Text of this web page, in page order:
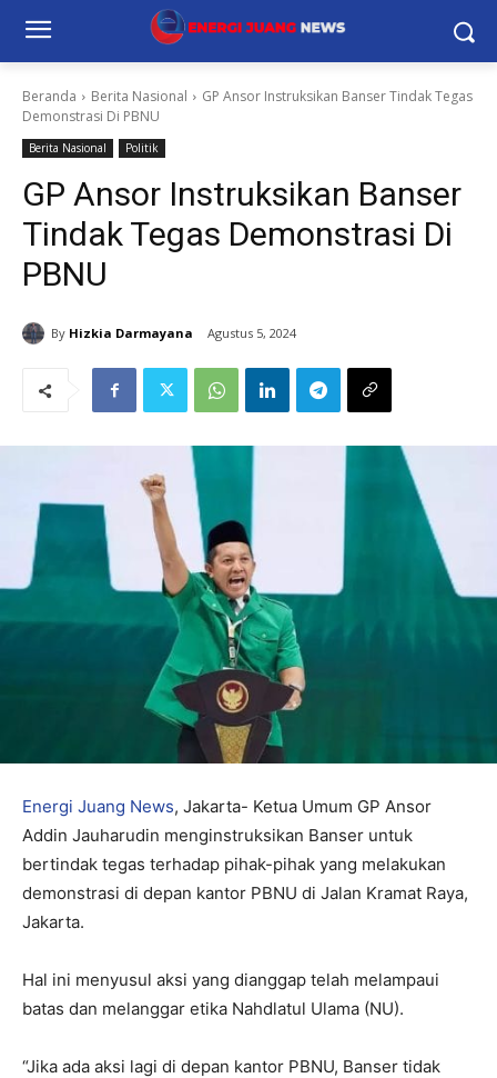
Beranda Berita Nasional
GP Ansor Instruksikan Banser Tindak Tegas
Demonstrasi Di PBNU
Berita Nasional Politik
GP Ansor Instruksikan Banser
Tindak Tegas Demonstrasi Di
PBNU
By Hizkia Darmayana Agustus 5, 2024
Energi Juang News, Jakarta- Ketua Umum GP Ansor
Addin Jauharudin menginstruksikan Banser untuk
bertindak tegas terhadap pihak-pihak yang melakukan
demonstrasi di depan kantor PBNU di Jalan Kramat Raya,
Jakarta.
Hal ini menyusul aksi yang dianggap telah melampaui
batas dan melanggar etika Nahdlatul Ulama (NU).
“Jika ada aksi lagi di depan kantor PBNU, Banser tidak